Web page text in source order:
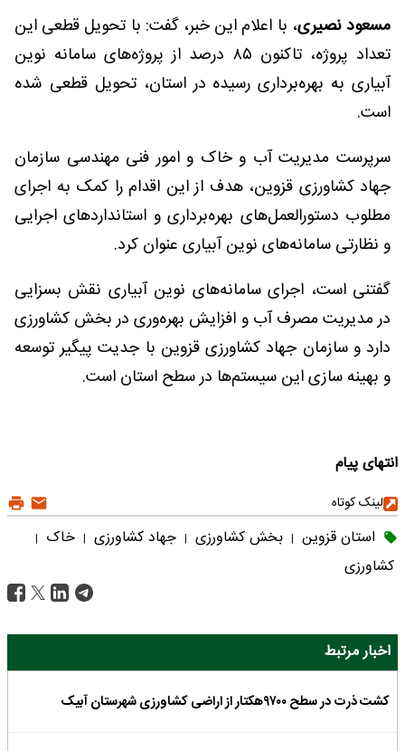
مسعود نصیری، با اعلام این خبر، گفت: با تحویل قطعی این
تعداد پروژه، تاکنون ۸۵ درصد از پروژه‌های سامانه نوین
آبیاری به بهره‌برداری رسیده در استان، تحویل قطعی شده
است.
سرپرست مدیریت آب و خاک و امور فنی مهندسی سازمان
جهاد کشاورزی قزوین، هدف از این اقدام را کمک به اجرای
مطلوب دستورالعمل‌های بهره‌برداری و استانداردهای اجرایی
و نظارتی سامانه‌های نوین آبیاری عنوان کرد.
گفتنی است، اجرای سامانه‌های نوین آبیاری نقش بسزایی
در مدیریت مصرف آب و افزایش بهره‌وری در بخش کشاورزی
دارد و سازمان جهاد کشاورزی قزوین با جدیت پیگیر توسعه
و بهینه سازی این سیستم‌ها در سطح استان است.
انتهای پیام
لینک کوتاه
استان قزوین | بخش کشاورزی | جهاد کشاورزی | خاک |
کشاورزی
اخبار مرتبط
کشت ذرت در سطح ۹۷۰۰هکتار از اراضی کشاورزی شهرستان آبیک